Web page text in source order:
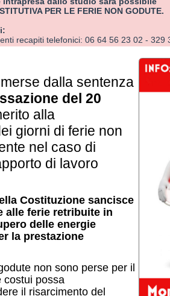
telefonici: 06 64 56 23 02 - 329 33 93 917
sentenza
di ferie non
caso di
di lavoro
sancisce
retribuite in
sono perse per il
del
ripetutamente affermato sia dalla